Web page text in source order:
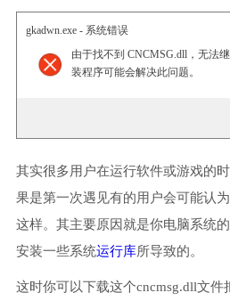
gkadwn.exe - 系统错误
由于找不到 CNCMSG.dll，无法
装程序可能会解决此问题。
其实很多用户在运行软件或游戏的
果是第一次遇见有的用户会可能认
这样。其主要原因就是你电脑系统
安装一些系统运行库所导致的。
这时你可以下载这个cncmsg.dll文件